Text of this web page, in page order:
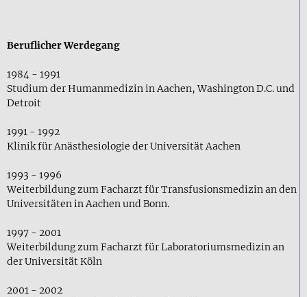
Beruflicher Werdegang
1984 - 1991
Studium der Humanmedizin in Aachen, Washington D.C. und
Detroit
1991 - 1992
Klinik für Anästhesiologie der Universität Aachen
1993 - 1996
Weiterbildung zum Facharzt für Transfusionsmedizin an den
Universitäten in Aachen und Bonn.
1997 - 2001
Weiterbildung zum Facharzt für Laboratoriumsmedizin an
der Universität Köln
2001 - 2002